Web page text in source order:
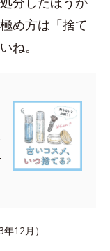
め方は「捨て
ね。
12月）